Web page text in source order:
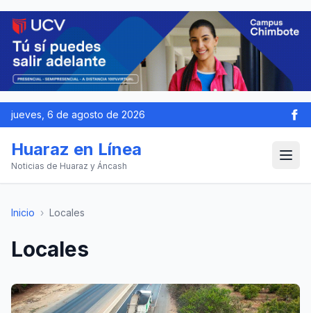
jueves, 6 de agosto de 2026
Huaraz en Línea
Noticias de Huaraz y Áncash
Inicio › Locales
Locales